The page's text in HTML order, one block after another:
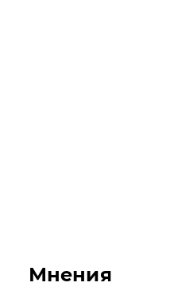
Мнения